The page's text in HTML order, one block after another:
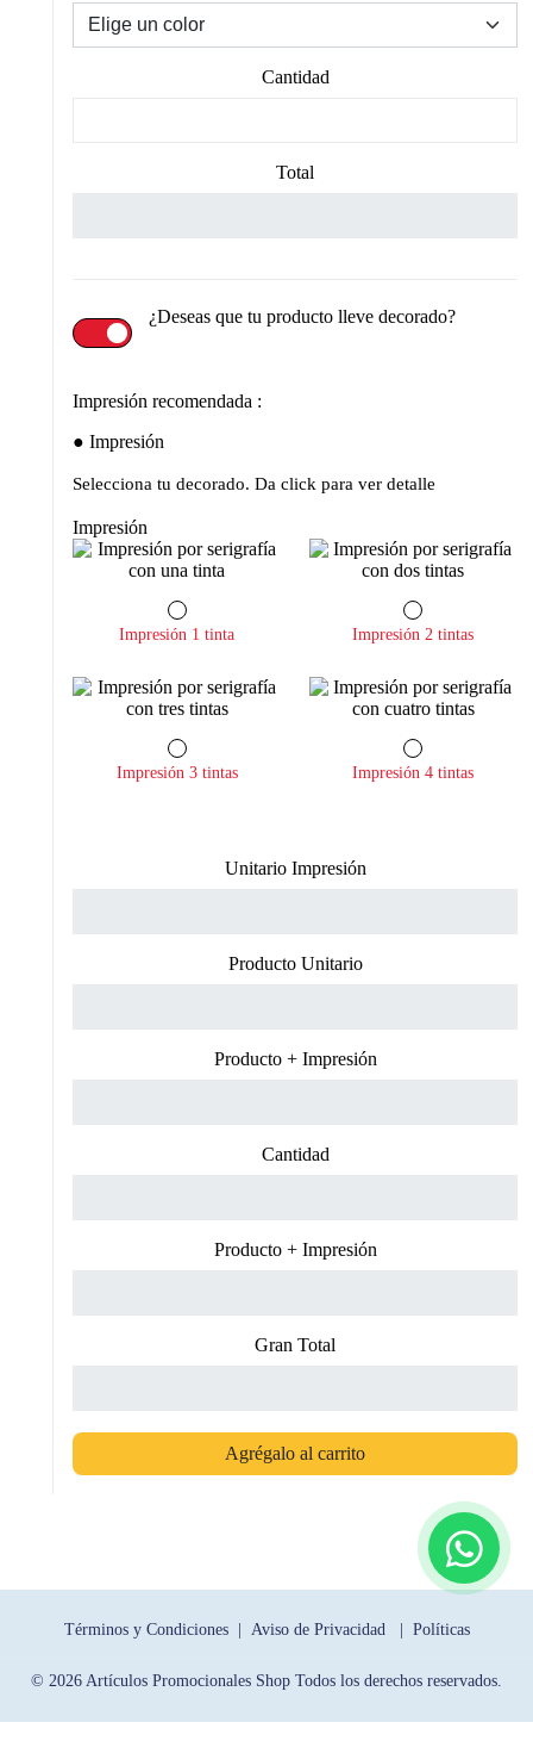
Cantidad
Total
¿Deseas que tu producto lleve decorado?
Impresión recomendada :
Impresión
Selecciona tu decorado. Da click para ver detalle
Impresión
Impresión 1 tinta Impresión 2 tintas
Impresión 3 tintas Impresión 4 tintas
Unitario Impresión
Producto Unitario
Producto + Impresión
Cantidad
Producto + Impresión
Gran Total
Agrégalo al carrito
Términos y Condiciones | Aviso de Privacidad | Políticas
© 2026 Artículos Promocionales Shop Todos los derechos reservados.